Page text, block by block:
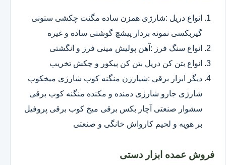
انواع دریل :شارژی همزن ساده مگنت چکشی ستونی
گیربکسی نمونه بردار پیشچ گوشتی ساده و غیره
انواع سنگ فرز :آهن پولیش مینی فرز و انگشتی
انواع بتن کن دریل بتن کن پیکور و چکش تخریب
دیگر ابزار برقی :شیارزن منگنه کوب شارژی میخکوب
شارژی جارو شارژی دمنده و مکنده منگنه کوب برقی
سشوار صنعتی آچار بکس برقی میخ کوب برقی پروفیل
بر هویه و لحیم کارواش خانگی و صنعتی
فروش عمده ابزار دستی